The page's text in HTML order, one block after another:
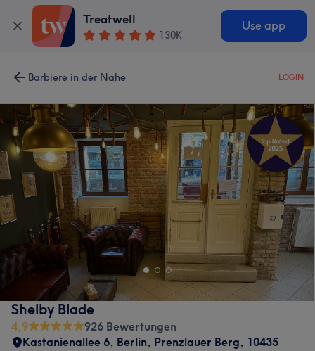
Treatwell
130K
Use app
Barbiere in der Nähe LOGIN
Shelby Blade
4,9
926 Bewertungen
Kastanienallee 6, Berlin, Prenzlauer Berg, 10435